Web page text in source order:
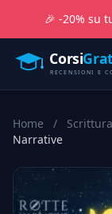
🎉 -20% su
Home / Scrittura
Narrative